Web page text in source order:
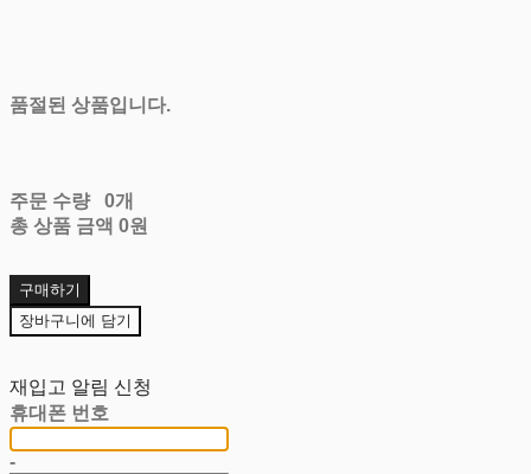
품절된 상품입니다.
주문 수량
0개
총 상품 금액 0원
구매하기
장바구니에 담기
재입고 알림 신청
휴대폰 번호
-